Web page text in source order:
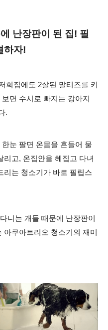
난장판이 된 집! 필
하자!
희집에도 2살된 말티즈를 키
면 수시로 빠지는 강아지
.
눈 팔면 온몸을 흔들어 물
리고, 온집안을 헤집고 다녀
리는 청소기가 바로 필립스
니는 개들 때문에 난장판이
쿠아트리오 청소기의 재미